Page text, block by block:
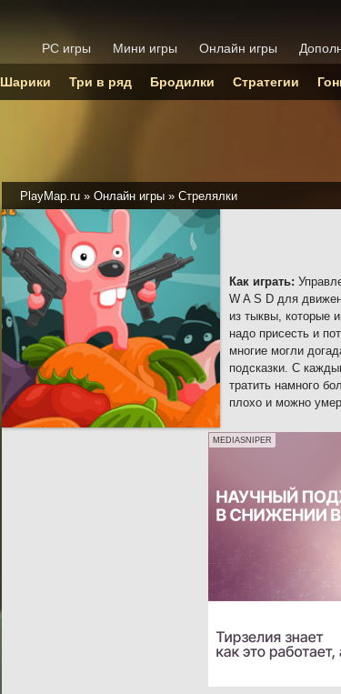
PlayMap.ru » Онлайн игры » Стрелялки
Как играть:
W A S D для
из тыквы, которые
надо присесть и
многие могли
подсказки. С
тратить намного
плохо и можно
MEDIASNIPER
PC игры Мини игры Онлайн игры
Шарики Три в ряд Бродилки Стратегии